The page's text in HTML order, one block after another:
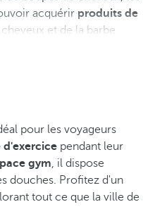
acquérir produits de
et de la barbe.
pour les voyageurs
d'exercice pendant leur
gym, il dispose
douches. Profitez d'un
tout ce que la ville de